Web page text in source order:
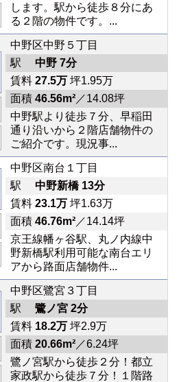
します。駅から徒歩８分にあ
る２階の物件です。...
中野区中野５丁目
駅 中野 7分
賃料 27.5万坪1.95万
面積 46.56m²／14.08坪
中野駅より徒歩７分、早稲田
通り沿いから２階店舗物件の
ご紹介です。現況事...
中野区南台１丁目
駅 中野新橋 13分
賃料 23.1万坪1.63万
面積 46.76m²／14.14坪
京王線幡ヶ谷駅、丸ノ内線中
野新橋駅利用可能な南台エリ
アから路面店舗物件...
中野区鷺宮３丁目
駅 鷺ノ宮 2分
賃料 18.2万坪2.9万
面積 20.66m²／6.24坪
鷺ノ宮駅から徒歩２分！都立
家政駅から徒歩７分！１階路